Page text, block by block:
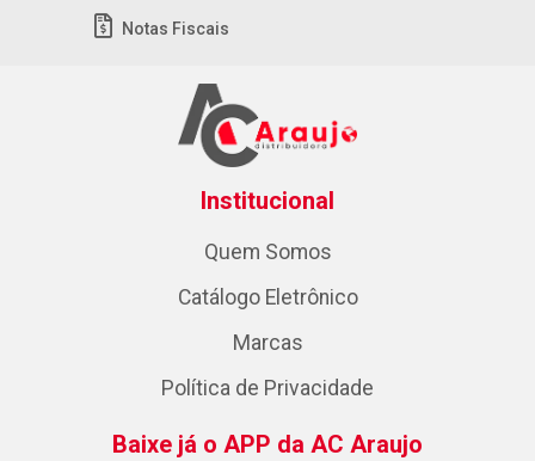
Notas Fiscais
Institucional
Quem Somos
Catálogo Eletrônico
Marcas
Política de Privacidade
Baixe já o APP da AC Araujo